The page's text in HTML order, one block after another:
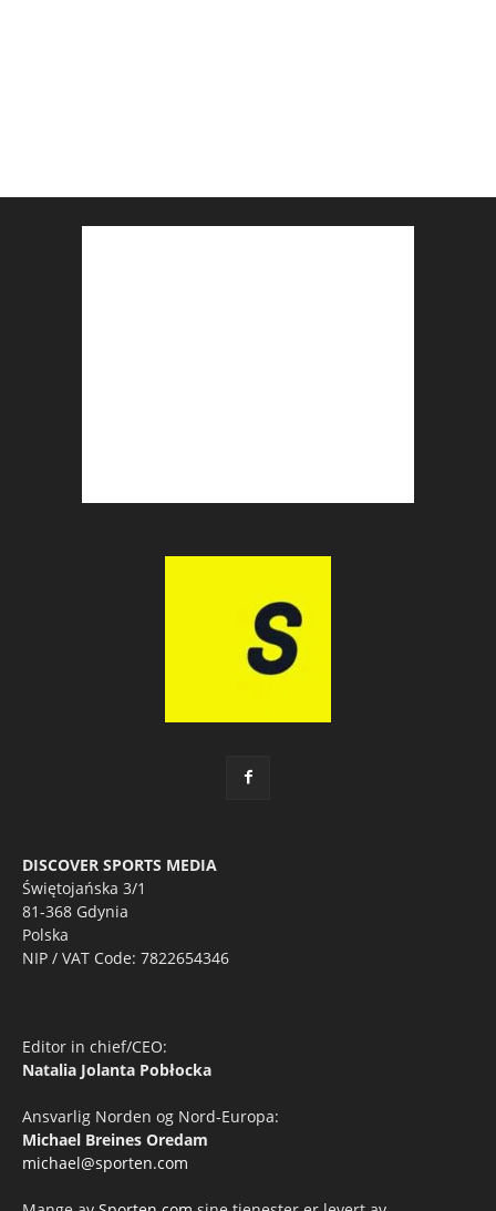
DISCOVER SPORTS MEDIA
Świętojańska 3/1
81-368 Gdynia
Polska
NIP / VAT Code: 7822654346
Editor in chief/CEO:
Natalia Jolanta Pobłocka
Ansvarlig Norden og Nord-Europa:
Michael Breines Oredam
michael@sporten.com